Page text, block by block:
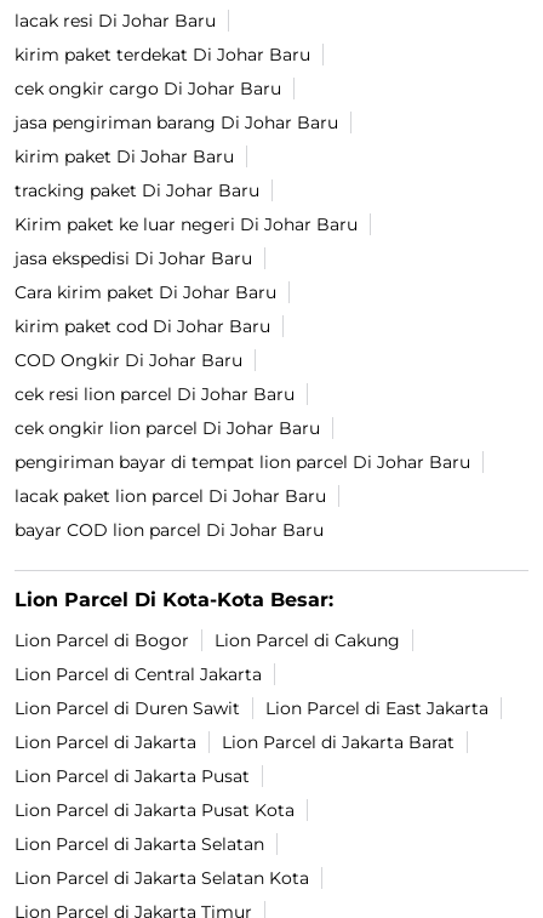
lacak resi Di Johar Baru
kirim paket terdekat Di Johar Baru
cek ongkir cargo Di Johar Baru
jasa pengiriman barang Di Johar Baru
kirim paket Di Johar Baru
tracking paket Di Johar Baru
Kirim paket ke luar negeri Di Johar Baru
jasa ekspedisi Di Johar Baru
Cara kirim paket Di Johar Baru
kirim paket cod Di Johar Baru
COD Ongkir Di Johar Baru
cek resi lion parcel Di Johar Baru
cek ongkir lion parcel Di Johar Baru
pengiriman bayar di tempat lion parcel Di Johar Baru
lacak paket lion parcel Di Johar Baru
bayar COD lion parcel Di Johar Baru
Lion Parcel Di Kota-Kota Besar:
Lion Parcel di Bogor
Lion Parcel di Cakung
Lion Parcel di Central Jakarta
Lion Parcel di Duren Sawit
Lion Parcel di East Jakarta
Lion Parcel di Jakarta
Lion Parcel di Jakarta Barat
Lion Parcel di Jakarta Pusat
Lion Parcel di Jakarta Pusat Kota
Lion Parcel di Jakarta Selatan
Lion Parcel di Jakarta Selatan Kota
Lion Parcel di Jakarta Timur